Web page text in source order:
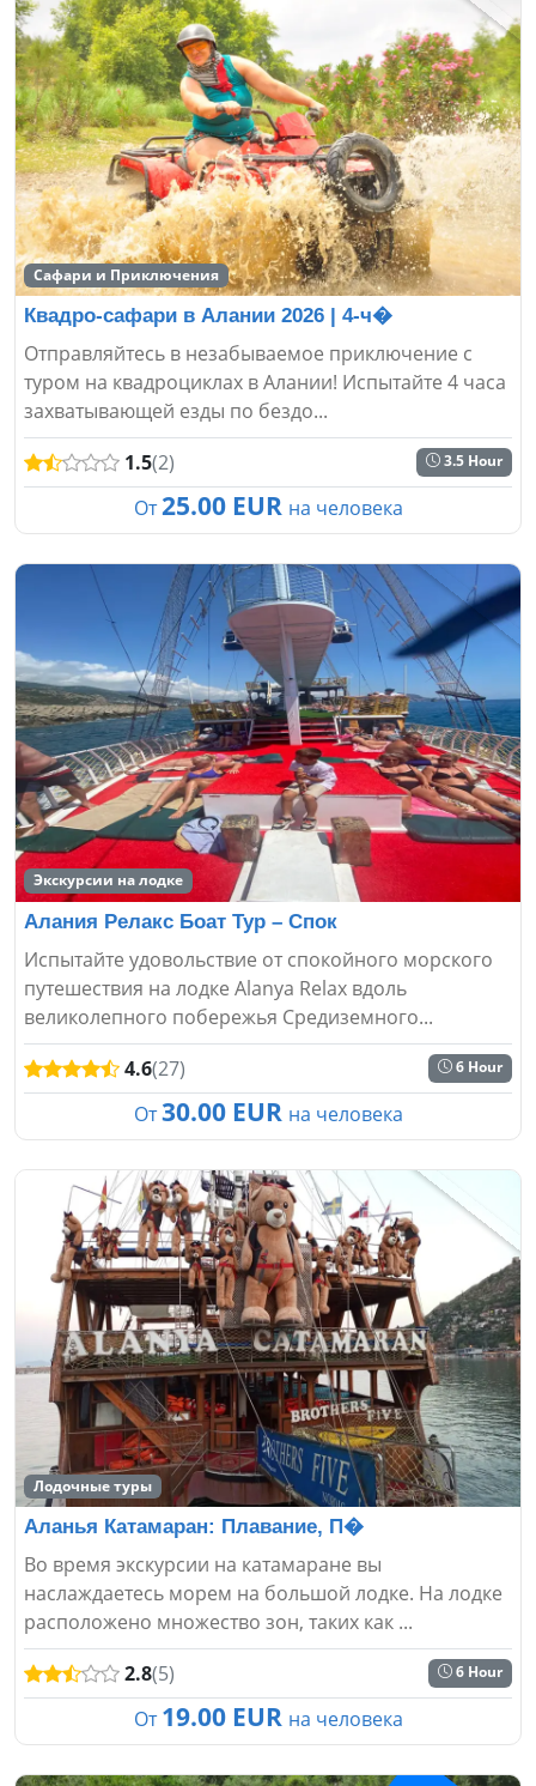
Сафари и Приключения
Квадро-сафари в Алании 2026 | 4-ч�
Отправляйтесь в незабываемое приключение с
туром на квадроциклах в Алании! Испытайте 4 часа
захватывающей езды по бездо...
1.5(2) 3.5 Hour
От 25.00 EUR на человека
Экскурсии на лодке
Алания Релакс Боат Тур – Спок
Испытайте удовольствие от спокойного морского
путешествия на лодке Alanya Relax вдоль
великолепного побережья Средиземного...
4.6(27) 6 Hour
От 30.00 EUR на человека
Лодочные туры
Аланья Катамаран: Плавание, П�
Во время экскурсии на катамаране вы
наслаждаетесь морем на большой лодке. На лодке
расположено множество зон, таких как ...
2.8(5) 6 Hour
От 19.00 EUR на человека